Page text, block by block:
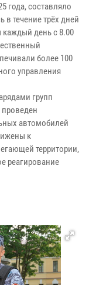
года, составляло
течение трёх дней
каждый день с 8.00
более 100
управления
групп
автомобилей
к
территории,
реагирование